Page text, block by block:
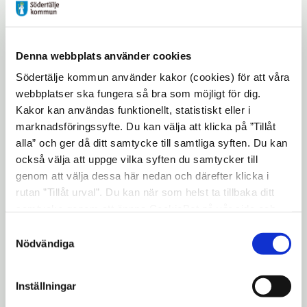
Denna webbplats använder cookies
Södertälje kommun använder kakor (cookies) för att våra
webbplatser ska fungera så bra som möjligt för dig.
Kakor kan användas funktionellt, statistiskt eller i
marknadsföringssyfte. Du kan välja att klicka på ”Tillåt
alla” och ger då ditt samtycke till samtliga syften. Du kan
också välja att uppge vilka syften du samtycker till
genom att välja dessa här nedan och därefter klicka i
rutan ”Tillåt urval”. Du kan när som helst ta tillbaka ditt
"Visa detaljer" kan du läsa om hur kakorna används och
hur vi och våra leverantörer inhämtar och behandlar
Nödvändiga
Inställningar
att det är riktigt härligt att leva har ökat.
Flickor i årskurs 9 och gymnasiet årskurs 2
uppger ett något lägre psykiskt välmående
Alkoholkonsumtion och
tobaksprodukter minskar – e-
cigaretter och vitt snus ökar
Generellt har alkoholkonsumtionen bland
ungdomar minskat under 2000-talet och
årets resultat visar en fortsatt minskad
tobaksprodukter och droger. Däremot
används alternativa nikotinprodukter som
utsträckning. En ökning har skett bland